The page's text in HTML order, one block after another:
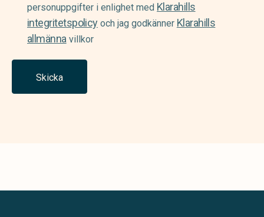
(Required)
personuppgifter i enlighet med Klarahills
integritetspolicyoch jag godkänner Klarahills
allmännavillkor
Skicka